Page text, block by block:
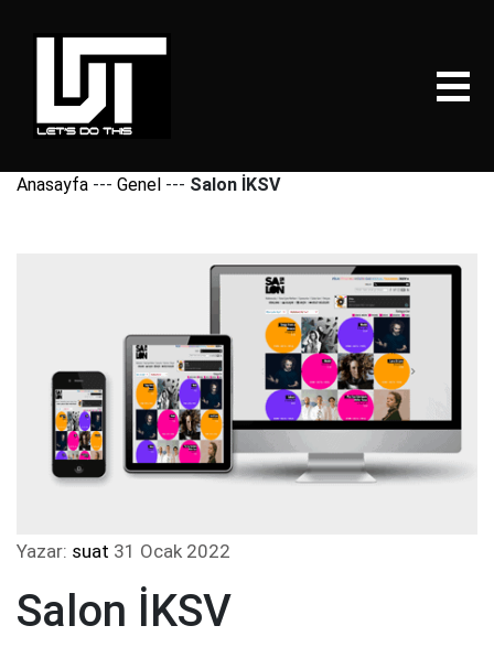
Anasayfa --- Genel --- Salon İKSV
Yazar: suat 31 Ocak 2022
Salon İKSV